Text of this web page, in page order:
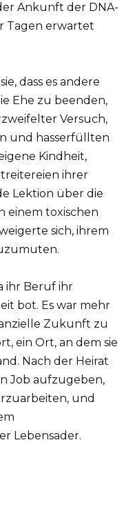
Ankunft der DNA-
Tagen erwartet
dass es andere
Ehe zu beenden,
Versuch,
und hasserfüllten
Kindheit,
ihrer
Lektion über die
einem toxischen
sich, ihrem
ihr Beruf ihr
bot. Es war mehr
Zukunft zu
ein Ort, an dem sie
Nach der Heirat
Job aufzugeben,
und
Lebensader.